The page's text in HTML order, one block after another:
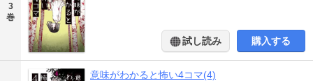
3
巻
試し読み 購入する
意味がわかると怖い4コマ(4)